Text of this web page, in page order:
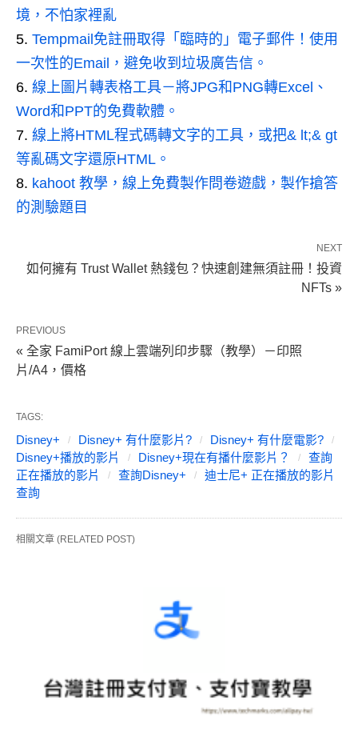
境，不怕家裡亂
Tempmail免註冊取得「臨時的」電子郵件！使用
一次性的Email，避免收到垃圾廣告信。
線上圖片轉表格工具－將JPG和PNG轉Excel、
Word和PPT的免費軟體。
線上將HTML程式碼轉文字的工具，或把& lt;& gt
等亂碼文字還原HTML。
kahoot 教學，線上免費製作問卷遊戲，製作搶答
的測驗題目
NEXT
如何擁有 Trust Wallet 熱錢包？快速創建無須註冊！投資
NFTs »
PREVIOUS
« 全家 FamiPort 線上雲端列印步驟（教學）－印照
片/A4，價格
TAGS:
Disney+ Disney+ 有什麼影片?
Disney+ 有什麼電影?
Disney+播放的影片
Disney+現在有播什麼影片？
查詢
正在播放的影片
查詢Disney+
迪士尼+ 正在播放的影片
查詢
相關文章 (RELATED POST)